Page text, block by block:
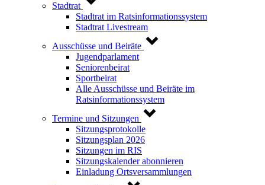
Stadtrat
Stadtrat im Ratsinformationssystem
Stadtrat Livestream
Ausschüsse und Beiräte
Jugendparlament
Seniorenbeirat
Sportbeirat
Alle Ausschüsse und Beiräte im
Ratsinformationssystem
Termine und Sitzungen
Sitzungsprotokolle
Sitzungsplan 2026
Sitzungen im RIS
Sitzungskalender abonnieren
Einladung Ortsversammlungen